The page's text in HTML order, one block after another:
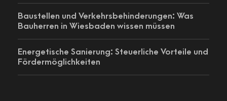
Baustellen und Verkehrsbehinderungen: Was
Bauherren in Wiesbaden wissen müssen
Energetische Sanierung: Steuerliche Vorteile und
Fördermöglichkeiten